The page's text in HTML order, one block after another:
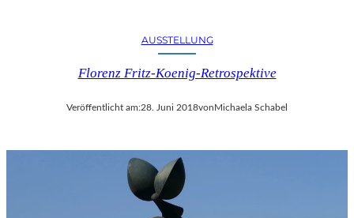
AUSSTELLUNG
Florenz Fritz-Koenig-Retrospektive
Veröffentlicht am:28. Juni 2018von Michaela Schabel